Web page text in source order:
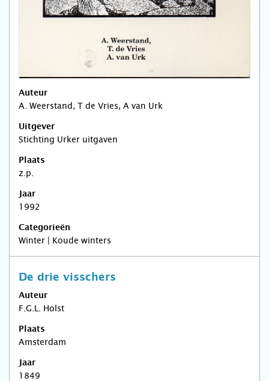
Auteur
A. Weerstand, T de Vries, A van Urk
Uitgever
Stichting Urker uitgaven
Plaats
z.p.
Jaar
1992
Categorieën
Winter | Koude winters
De drie visschers
Auteur
F.G.L. Holst
Plaats
Amsterdam
Jaar
1849